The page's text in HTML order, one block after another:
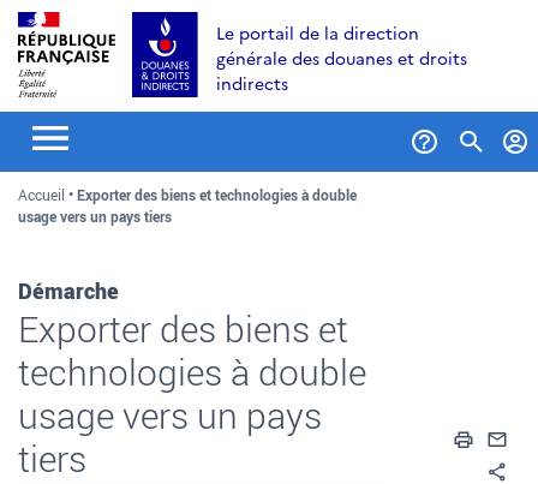
Aller
au
contenu
Aller
recherche
Aller
au
menu
Le portail de la direction
générale des douanes et droits
indirects
Accueil
Exporter des biens et technologies à double
usage vers un pays tiers
Démarche
Exporter des biens et
technologies à double
usage vers un pays
tiers